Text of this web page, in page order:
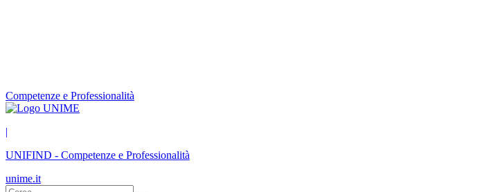
Competenze e Professionalità
|
UNIFIND - Competenze e Professionalità
unime.it